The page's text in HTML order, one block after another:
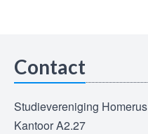
Contact
Studievereniging Homerus
Kantoor A2.27